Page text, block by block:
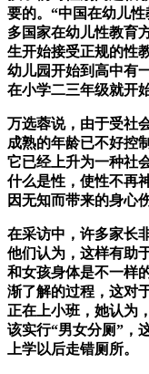
要的。“中国在幼儿
多国家在幼儿性教育
生开始接受正规的性
幼儿园开始到高中有
在小学二三年级就开
万选蓉说，由于受社
成熟的年龄已不好控
它已经上升为一种社
什么是性，使性不再
因无知而带来的身心
在采访中，许多家长
他们认为，这样有助
和女孩身体是不一样
渐了解的过程，这对
正在上小班，她认为
该实行“男女分厕”，
上学以后走错厕所。